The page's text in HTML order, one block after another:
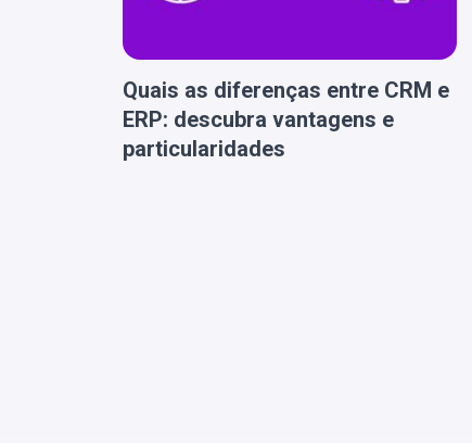
Quais as diferenças entre CRM e
ERP: descubra vantagens e
particularidades